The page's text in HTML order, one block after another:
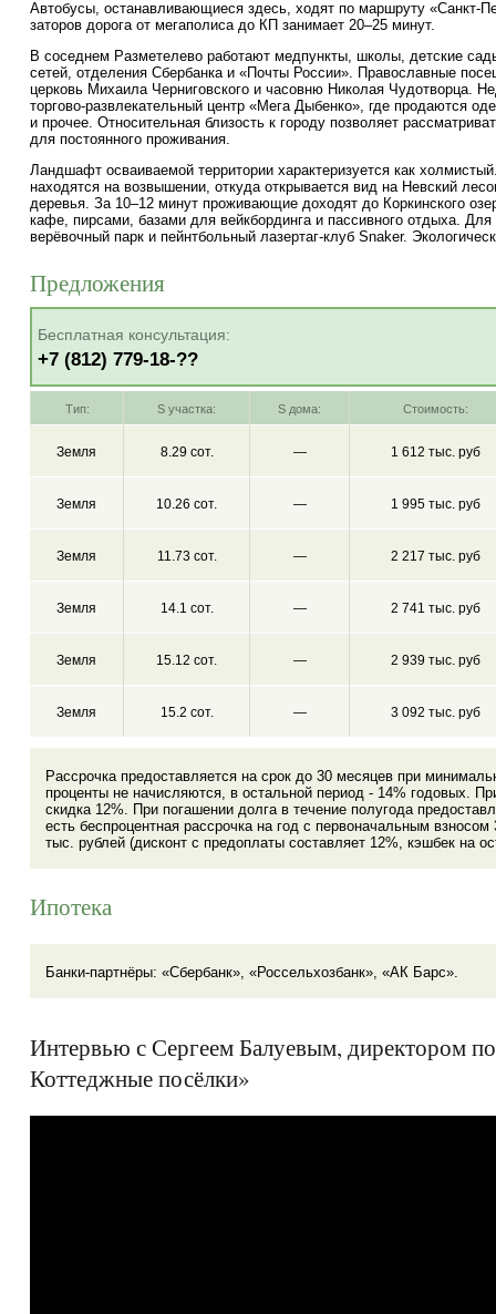
Автобусы, останавливающиеся здесь, ходят по маршруту «Санкт-
заторов дорога от мегаполиса до КП занимает 20–25 минут.
В соседнем Разметелево работают медпункты, школы, детские
сетей, отделения Сбербанка и «Почты России». Православные
церковь Михаила Черниговского и часовню Николая Чудотворца.
торгово-развлекательный центр «Мега Дыбенко», где продаются
и прочее. Относительная близость к городу позволяет
для постоянного проживания.
Ландшафт осваиваемой территории характеризуется как
находятся на возвышении, откуда открывается вид на Невский
деревья. За 10–12 минут проживающие доходят до Коркинского
кафе, пирсами, базами для вейкбординга и пассивного отдыха. Для
верёвочный парк и пейнтбольный лазертаг-клуб Snaker.
Предложения
Бесплатная консультация:
+7 (812) 779-18-??
Тип: S участка: S дома: Стоимость:
Земля 8.29 сот. — 1 612 тыс. руб
Земля 10.26 сот. — 1 995 тыс. руб
Земля 11.73 сот. — 2 217 тыс. руб
Земля 14.1 сот. — 2 741 тыс. руб
Земля 15.12 сот. — 2 939 тыс. руб
Земля 15.2 сот. — 3 092 тыс. руб
Рассрочка предоставляется на срок до 30 месяцев при
проценты не начисляются, в остальной период - 14% годовых.
скидка 12%. При погашении долга в течение полугода
есть беспроцентная рассрочка на год с первоначальным
тыс. рублей (дисконт с предоплаты составляет 12%, кэшбек на
Ипотека
Банки-партнёры: «Сбербанк», «Россельхозбанк», «АК Барс».
Интервью с Сергеем Балуевым, директором
Коттеджные посёлки»